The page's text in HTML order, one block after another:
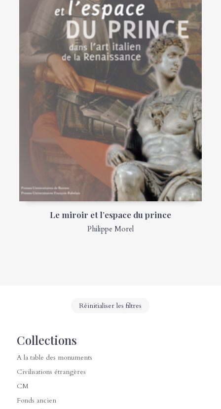
Le miroir et l’espace du prince
Philippe Morel
Réinitialiser les filtres
Collections
A la table des monuments
Civilisations étrangères
CM
Fonds ancien